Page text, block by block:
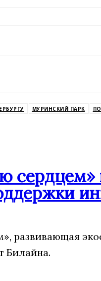
МУРИНСКИЙ ПАРК
развивающая
Билайна.